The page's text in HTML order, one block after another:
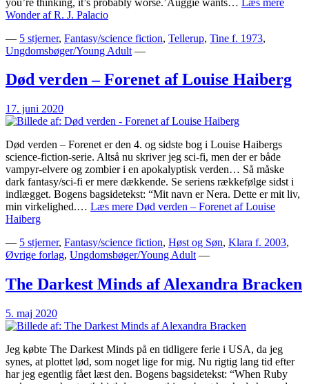
Wonder af R. J. Palacio
— 5 stjerner, Fantasy/science fiction, Tellerup, Tine f. 1973,
Ungdomsbøger/Young Adult —
Død verden – Forenet af Louise Haiberg
17. juni 2020
Død verden – Forenet er den 4. og sidste bog i Louise Haibergs
science-fiction-serie. Altså nu skriver jeg sci-fi, men der er både
vampyr-elvere og zombier i en apokalyptisk verden… Så måske
dark fantasy/sci-fi er mere dækkende. Se seriens rækkefølge sidst i
indlægget. Bogens bagsidetekst: “Mit navn er Nera. Dette er mit liv,
min virkelighed.… Læs mere Død verden – Forenet af Louise
Haiberg
— 5 stjerner, Fantasy/science fiction, Høst og Søn, Klara f. 2003,
Øvrige forlag, Ungdomsbøger/Young Adult —
The Darkest Minds af Alexandra Bracken
5. maj 2020
Jeg købte The Darkest Minds på en tidligere ferie i USA, da jeg
synes, at plottet lød, som noget lige for mig. Nu rigtig lang tid efter
har jeg egentlig fået læst den. Bogens bagsidetekst: “When Ruby